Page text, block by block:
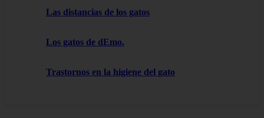
Las distancias de los gatos
Los gatos de dEmo.
Trastornos en la higiene del gato